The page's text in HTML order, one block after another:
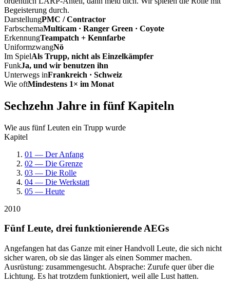
Begeisterung durch.
DarstellungPMC / Contractor
FarbschemaMulticam · Ranger Green · Coyote
ErkennungTeampatch + Kennfarbe
UniformzwangNö
Im SpielAls Trupp, nicht als Einzelkämpfer
FunkJa, und wir benutzen ihn
Unterwegs inFrankreich · Schweiz
Wie oftMindestens 1× im Monat
Sechzehn Jahre in fünf Kapiteln
Wie aus fünf Leuten ein Trupp wurde
Kapitel
01 — Der Anfang
02 — Die Grenze
03 — Die Rolle
04 — Die Werkstatt
05 — Heute
2010
Fünf Leute, drei funktionierende AEGs
Angefangen hat das Ganze mit einer Handvoll Leute, die sich nicht
sicher waren, ob sie das länger als einen Sommer machen.
Ausrüstung: zusammengesucht. Absprache: Zurufe quer über die
Lichtung. Es hat trotzdem funktioniert, weil alle Lust hatten.